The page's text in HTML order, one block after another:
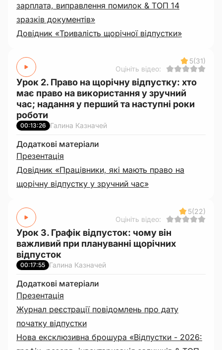
зарплата, виправлення помилок & ТОП 14
зразків документів»
Довідник «Тривалість щорічної відпустки»
5(31)
Оцініть відео:
Урок 2. Право на щорічну відпустку: хто
має право на використання у зручний
час; надання у перший та наступні роки
роботи
00:13:26 Галина Казначей
Додаткові матеріали
Презентація
Довідник «Працівники, які мають право на
щорічну відпустку у зручний час»
5(22)
Оцініть відео:
Урок 3. Графік відпусток: чому він
важливий при плануванні щорічних
відпусток
00:17:55 Галина Казначей
Додаткові матеріали
Презентація
Журнал реєстрації повідомлень про дату
початку відпустки
Нова ексклюзивна брошура «Відпустки - 2026: